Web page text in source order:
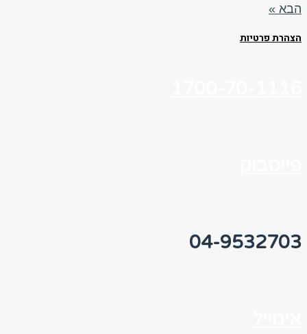
הבא »
הצהרת פרטיות
04-9532703